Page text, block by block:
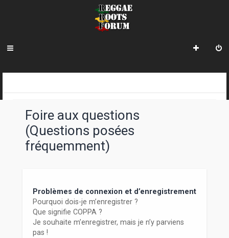
Foire aux questions
(Questions posées
fréquemment)
Problèmes de connexion et d’enregistrement
Pourquoi dois-je m’enregistrer ?
Que signifie COPPA ?
Je souhaite m’enregistrer, mais je n’y parviens
pas !